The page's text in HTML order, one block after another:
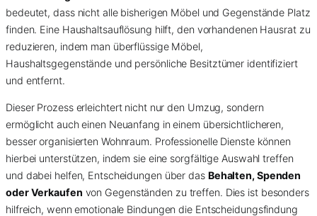
bedeutet, dass nicht alle bisherigen Möbel und Gegenstände Platz
finden. Eine Haushaltsauflösung hilft, den vorhandenen Hausrat zu
reduzieren, indem man überflüssige Möbel,
Haushaltsgegenstände und persönliche Besitztümer identifiziert
und entfernt.
Dieser Prozess erleichtert nicht nur den Umzug, sondern
ermöglicht auch einen Neuanfang in einem übersichtlicheren,
besser organisierten Wohnraum. Professionelle Dienste können
hierbei unterstützen, indem sie eine sorgfältige Auswahl treffen
und dabei helfen, Entscheidungen über das Behalten, Spenden
oder Verkaufen von Gegenständen zu treffen. Dies ist besonders
hilfreich, wenn emotionale Bindungen die Entscheidungsfindung